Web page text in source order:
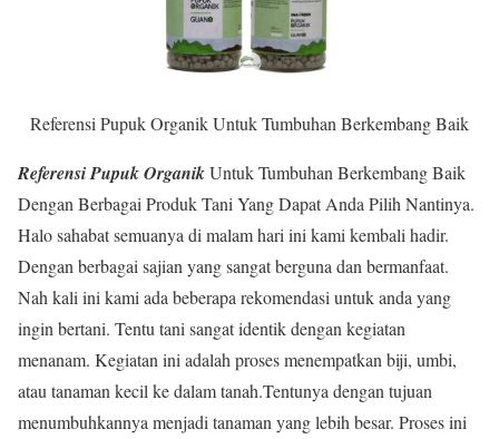
Referensi Pupuk Organik Untuk Tumbuhan Berkembang Baik
Referensi Pupuk OrganikUntuk Tumbuhan Berkembang Baik
Dengan Berbagai Produk Tani Yang Dapat Anda Pilih Nantinya.
Halo sahabat semuanya di malam hari ini kami kembali hadir.
Dengan berbagai sajian yang sangat berguna dan bermanfaat.
Nah kali ini kami ada beberapa rekomendasi untuk anda yang
ingin bertani. Tentu tani sangat identik dengan kegiatan
menanam. Kegiatan ini adalah proses menempatkan biji, umbi,
atau tanaman kecil ke dalam tanah.Tentunya dengan tujuan
menumbuhkannya menjadi tanaman yang lebih besar. Proses ini